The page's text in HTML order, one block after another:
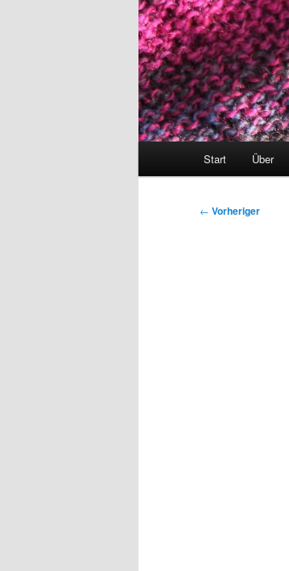
Start Über
Beitragsnavigation
← Vorheriger